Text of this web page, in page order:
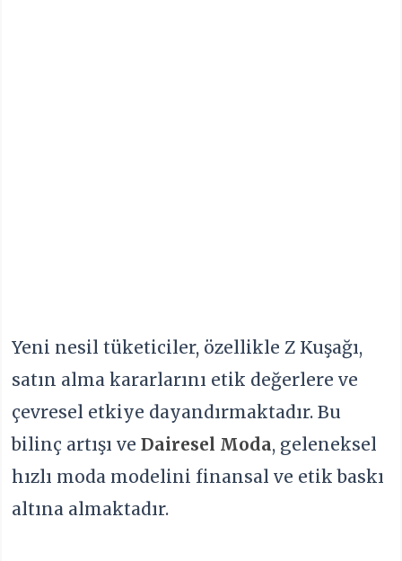
Yeni nesil tüketiciler, özellikle Z Kuşağı,
satın alma kararlarını etik değerlere ve
çevresel etkiye dayandırmaktadır. Bu
bilinç artışı veDairesel Moda, geleneksel
hızlı moda modelini finansal ve etik baskı
altına almaktadır.